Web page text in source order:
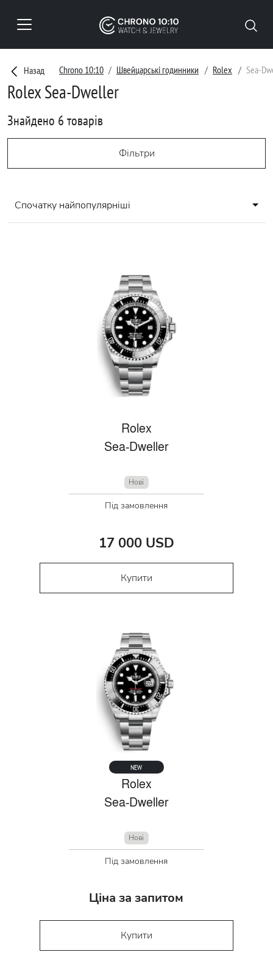
Назад Chrono 10:10 Швейцарські годинники Rolex Sea-
Rolex Sea-Dweller
Знайдено 6 товарів
Фільтри
Спочатку найпопулярніші
Rolex
Sea-Dweller
Нові
Під замовлення
17 000 USD
Купити
NEW
Rolex
Sea-Dweller
Нові
Під замовлення
Ціна за запитом
Купити